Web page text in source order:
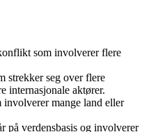
som involverer flere
strekker seg over flere
internasjonale aktører.
involverer mange land eller
på verdensbasis og involverer